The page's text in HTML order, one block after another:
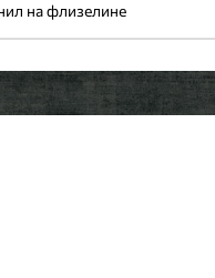
на флизелине